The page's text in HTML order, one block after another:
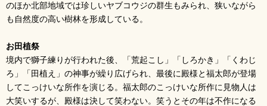
のほか北部地域では珍しいヤブコウジの群生もみられ、狭いながら
も自然度の高い樹林を形成している。
お田植祭
境内で獅子練りが行われた後、「荒起こし」「しろかき」「くわじ
ろ」「田植え」の神事が繰り広げられ、最後に殿様と福太郎が登場
してこっけいな所作を演じる。福太郎のこっけいな所作に見物人は
大笑いするが、殿様は決して笑わない。笑うとその年は不作になる